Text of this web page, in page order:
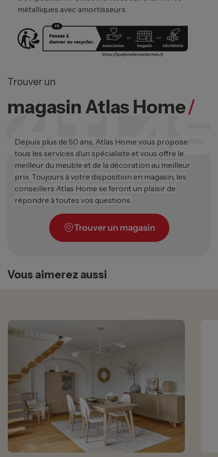
métalliques avec amortisseurs
Trouver un
magasin Atlas Home/
Depuis plus de 50 ans, Atlas Home vous propose
tous les services d’un spécialiste et vous offre le
meilleur du meuble et de la décoration au meilleur
prix. Toujours à votre disposition en magasin, les
conseillers Atlas Home se feront un plaisir de
répondre à toutes vos questions.
Trouver un magasin
Vous aimerez aussi